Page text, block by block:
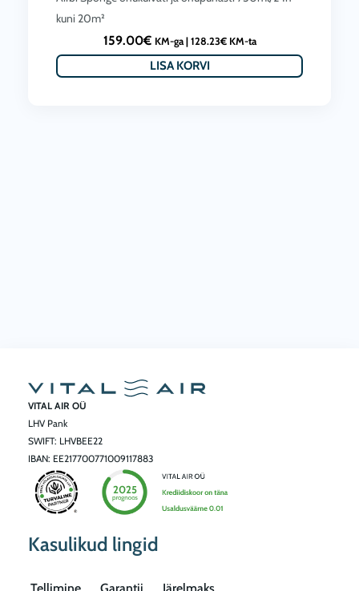
kuni 20m²
159.00€ KM-ga | 128.23€KM-ta
LISA KORVI
VITAL AIR OÜ
LHV Pank
SWIFT: LHVBEE22
IBAN: EE217700771009117883
Kasulikud lingid